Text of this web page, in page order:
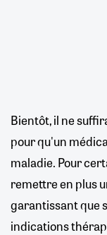
Bientôt, il ne
pour qu'un
maladie. Pour
remettre en plus
garantissant que
indications